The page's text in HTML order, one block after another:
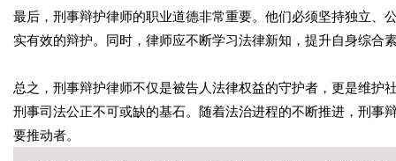
最后，刑事辩护律师的职业道德非常重要。他们必须坚持独立、
实有效的辩护。同时，律师应不断学习法律新知，提升自身综合
总之，刑事辩护律师不仅是被告人法律权益的守护者，更是维
刑事司法公正不可或缺的基石。随着法治进程的不断推进，刑事
要推动者。